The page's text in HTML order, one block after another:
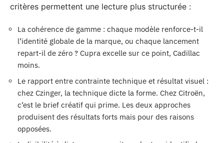
critères permettent une lecture plus structurée :
La cohérence de gamme : chaque modèle renforce-t-il
l’identité globale de la marque, ou chaque lancement
repart-il de zéro ? Cupra excelle sur ce point, Cadillac
moins.
Le rapport entre contrainte technique et résultat visuel :
chez Czinger, la technique dicte la forme. Chez Citroën,
c’est le brief créatif qui prime. Les deux approches
produisent des résultats forts mais pour des raisons
opposées.